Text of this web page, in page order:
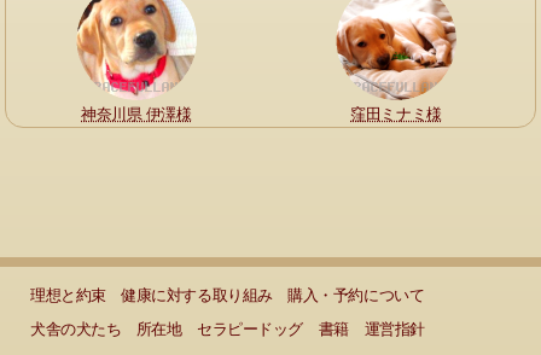
神奈川県 伊澤様 窪田ミナミ様
理想と約束 健康に対する取り組み
購入・予約について
犬舎の犬たち
所在地 セラピードッグ 書籍
運営指針